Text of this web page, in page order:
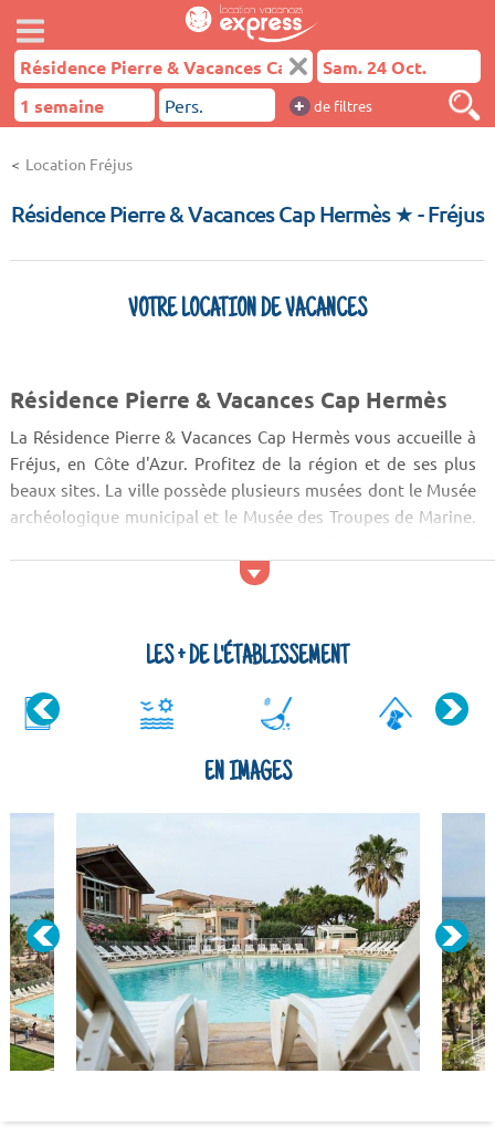
+ de filtres
Location Fréjus
Résidence Pierre & Vacances Cap Hermès ★- Fréjus
VOTRE LOCATION DE VACANCES
Résidence Pierre & Vacances Cap Hermès
La Résidence Pierre & Vacances Cap Hermès vous accueille à
Fréjus, en Côte d'Azur. Profitez de la région et de ses plus
beaux sites. La ville possède plusieurs musées dont le Musée
archéologique municipal et le Musée des Troupes de Marine.
épiscopale de Fréjus. Après les visi...
LES + DE L'ÉTABLISSEMENT
EN IMAGES